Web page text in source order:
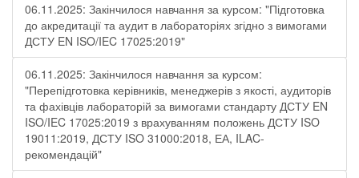
06.11.2025: Закінчилося навчання за курсом: "Підготовка
до акредитації та аудит в лабораторіях згідно з вимогами
ДСТУ EN ISO/IEC 17025:2019"
06.11.2025: Закінчилося навчання за курсом:
"Перепідготовка керівників, менеджерів з якості, аудиторів
та фахівців лабораторій за вимогами стандарту ДСТУ EN
ISO/IEC 17025:2019 з врахуванням положень ДСТУ ISO
19011:2019, ДСТУ ISO 31000:2018, ЕА, ILAC-
рекомендацій"